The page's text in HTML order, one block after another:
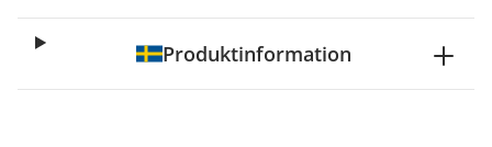
Produktinformation